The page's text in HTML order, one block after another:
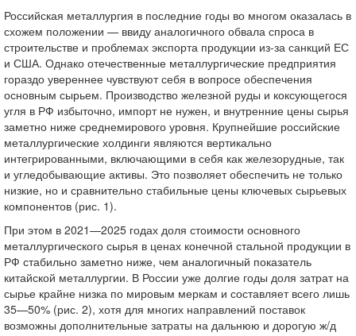
Российская металлургия в последние годы во многом оказалась в
схожем положении — ввиду аналогичного обвала спроса в
строительстве и проблемах экспорта продукции из-за санкций ЕС
и США. Однако отечественные металлургические предприятия
гораздо увереннее чувствуют себя в вопросе обеспечения
основным сырьем. Производство железной руды и коксующегося
угля в РФ избыточно, импорт не нужен, и внутренние цены сырья
заметно ниже среднемирового уровня. Крупнейшие российские
металлургические холдинги являются вертикально
интегрированными, включающими в себя как железорудные, так
и угледобывающие активы. Это позволяет обеспечить не только
низкие, но и сравнительно стабильные цены ключевых сырьевых
компонентов (рис. 1).
При этом в 2021—2025 годах доля стоимости основного
металлургического сырья в ценах конечной стальной продукции в
РФ стабильно заметно ниже, чем аналогичный показатель
китайской металлургии. В России уже долгие годы доля затрат на
сырье крайне низка по мировым меркам и составляет всего лишь
35—50% (рис. 2), хотя для многих направлений поставок
возможны дополнительные затраты на дальнюю и дорогую ж/д